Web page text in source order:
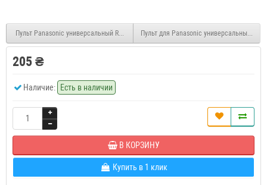
Пульт Panasonic универсальный RM-D1170Пульт для Panasonic универсальный RM-
205 ₴
Наличие: Есть в наличии
В КОРЗИНУ
Купить в 1 клик